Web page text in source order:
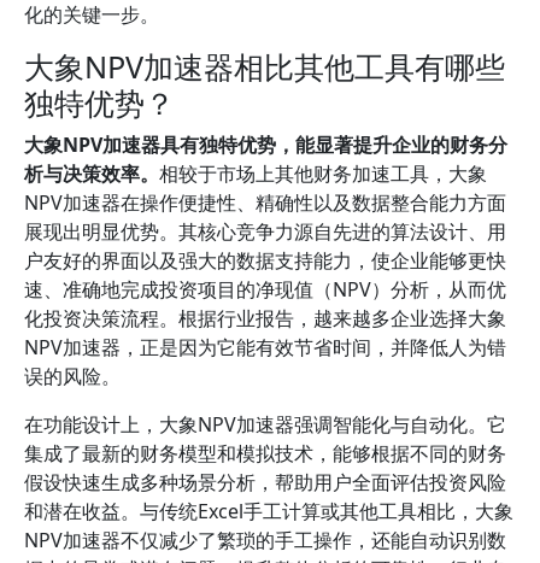
化的关键一步。
大象NPV加速器相比其他工具有哪些
独特优势？
大象NPV加速器具有独特优势，能显著提升企业的财务分
析与决策效率。 相较于市场上其他财务加速工具，大象
NPV加速器在操作便捷性、精确性以及数据整合能力方面
展现出明显优势。其核心竞争力源自先进的算法设计、用
户友好的界面以及强大的数据支持能力，使企业能够更快
速、准确地完成投资项目的净现值（NPV）分析，从而优
化投资决策流程。根据行业报告，越来越多企业选择大象
NPV加速器，正是因为它能有效节省时间，并降低人为错
误的风险。
在功能设计上，大象NPV加速器强调智能化与自动化。它
集成了最新的财务模型和模拟技术，能够根据不同的财务
假设快速生成多种场景分析，帮助用户全面评估投资风险
和潜在收益。与传统Excel手工计算或其他工具相比，大象
NPV加速器不仅减少了繁琐的手工操作，还能自动识别数